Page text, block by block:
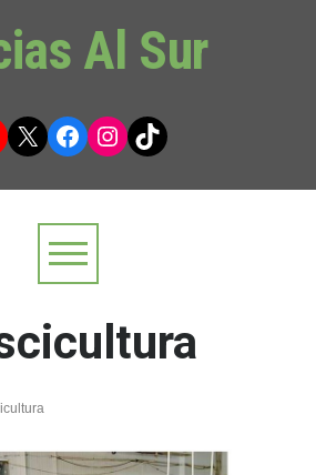
Al Sur
X Facebook
Instagram
TikTok